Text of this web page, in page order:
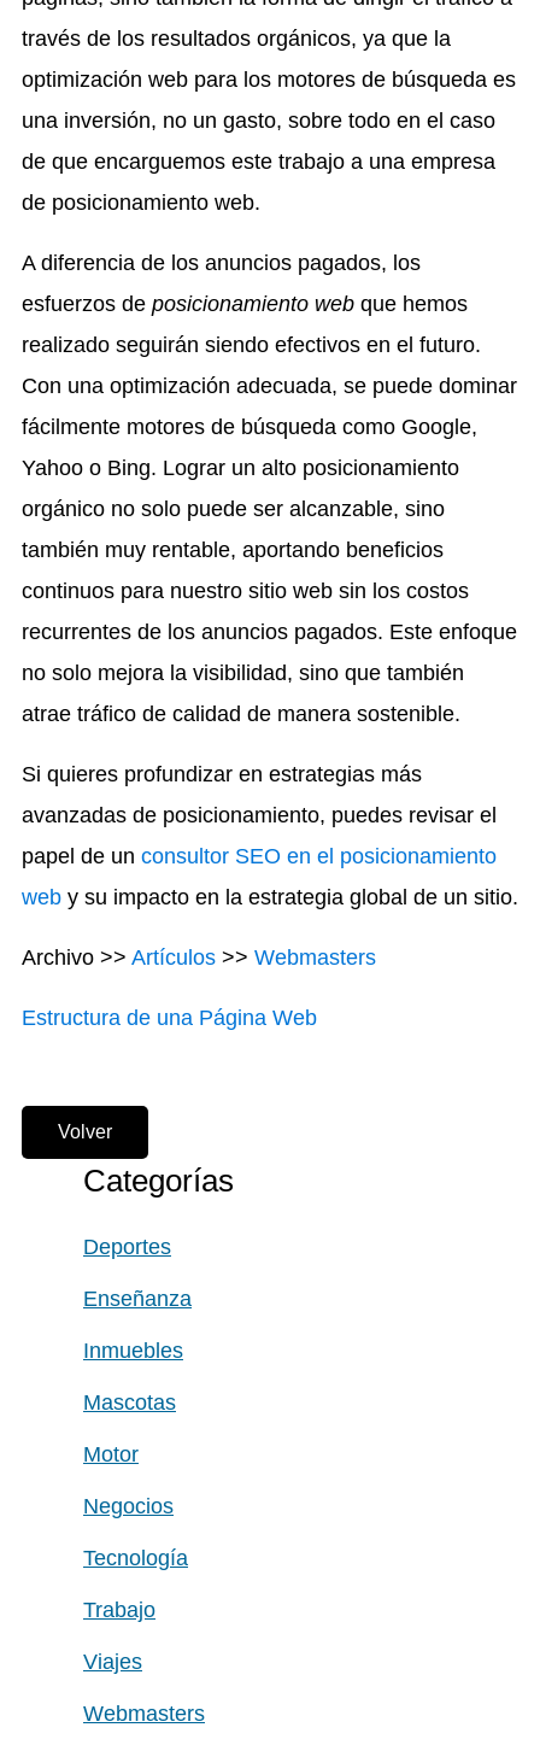
través de los resultados orgánicos, ya que la
optimización web para los motores de búsqueda es
una inversión, no un gasto, sobre todo en el caso
de que encarguemos este trabajo a una empresa
de posicionamiento web.
A diferencia de los anuncios pagados, los
esfuerzos de posicionamiento webque hemos
realizado seguirán siendo efectivos en el futuro.
Con una optimización adecuada, se puede dominar
fácilmente motores de búsqueda como Google,
Yahoo o Bing. Lograr un alto posicionamiento
orgánico no solo puede ser alcanzable, sino
también muy rentable, aportando beneficios
continuos para nuestro sitio web sin los costos
recurrentes de los anuncios pagados. Este enfoque
no solo mejora la visibilidad, sino que también
atrae tráfico de calidad de manera sostenible.
Si quieres profundizar en estrategias más
avanzadas de posicionamiento, puedes revisar el
papel de un consultor SEO en el posicionamiento
web y su impacto en la estrategia global de un sitio.
Archivo >> Artículos>> Webmasters
Estructura de una Página Web
Volver
Categorías
Deportes
Enseñanza
Inmuebles
Mascotas
Motor
Negocios
Tecnología
Trabajo
Viajes
Webmasters